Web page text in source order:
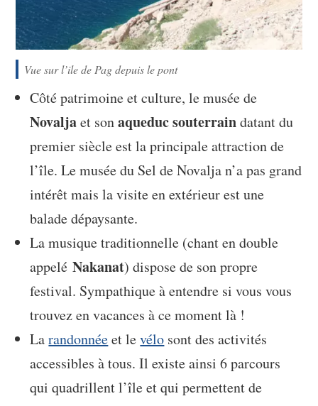
Vue sur l’ile de Pag depuis le pont
Côté patrimoine et culture, le musée de
Novaljaet sonaqueduc souterraindatant du
premier siècle est la principale attraction de
l’île. Le musée du Sel de Novalja n’a pas grand
intérêt mais la visite en extérieur est une
balade dépaysante.
La musique traditionnelle (chant en double
appeléNakanat) dispose de son propre
festival. Sympathique à entendre si vous vous
trouvez en vacances à ce moment là !
Larandonnéeet levélo sont des activités
accessibles à tous. Il existe ainsi 6 parcours
qui quadrillent l’île et qui permettent de